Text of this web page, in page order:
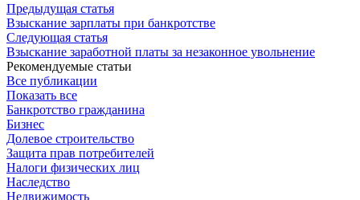
Предыдущая статья
Взыскание зарплаты при банкротстве
Следующая статья
Взыскание заработной платы за незаконное увольнение
Рекомендуемые статьи
Все публикации
Показать все
Банкротство гражданина
Бизнес
Долевое строительство
Защита прав потребителей
Налоги физических лиц
Наследство
Недвижимость